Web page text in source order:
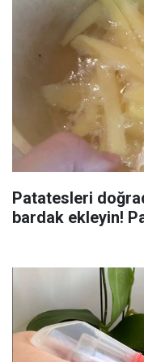
Patatesleri
bardak ekleyin!